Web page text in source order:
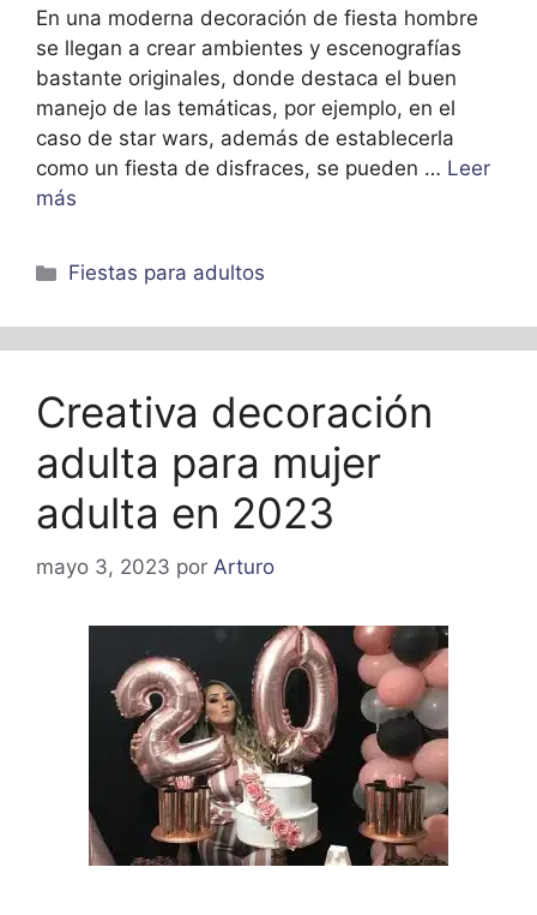
En una moderna decoración de fiesta hombre
se llegan a crear ambientes y escenografías
bastante originales, donde destaca el buen
manejo de las temáticas, por ejemplo, en el
caso de star wars, además de establecerla
como un fiesta de disfraces, se pueden … Leer
más
Categorías
Fiestas para adultos
Creativa decoración
adulta para mujer
adulta en 2023
mayo 3, 2023 por Arturo